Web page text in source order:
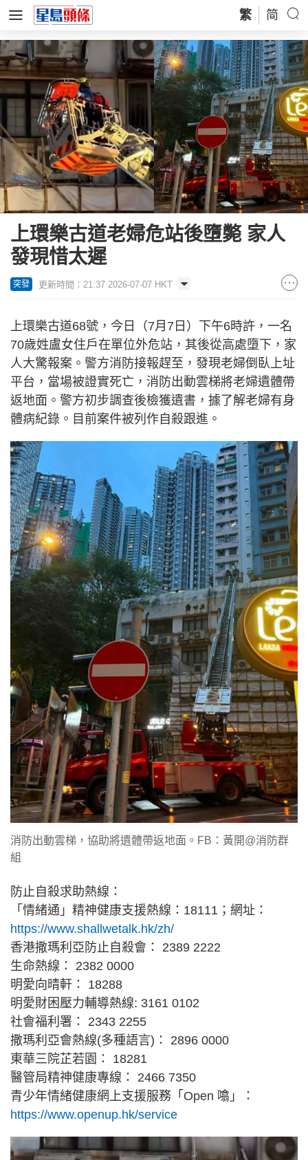
繁 简
上環樂古道老婦危站後墮斃 家人
發現惜太遲
突發 更新時間：21:37 2026-07-07 HKT
上環樂古道68號，今日（7月7日）下午6時許，一名
70歲姓盧女住戶在單位外危站，其後從高處墮下，家
人大驚報案。警方消防接報趕至，發現老婦倒臥上址
平台，當場被證實死亡，消防出動雲梯將老婦遺體帶
返地面。警方初步調查後檢獲遺書，據了解老婦有身
體病紀錄。目前案件被列作自殺跟進。
消防出動雲梯，協助將遺體帶返地面。FB：黃開@消防群
組
防止自殺求助熱線：
「情緒通」精神健康支援熱線：18111；網址：
https://www.shallwetalk.hk/zh/
香港撒瑪利亞防止自殺會： 2389 2222
生命熱線： 2382 0000
明愛向晴軒： 18288
明愛財困壓力輔導熱線: 3161 0102
社會福利署： 2343 2255
撒瑪利亞會熱線(多種語言)： 2896 0000
東華三院芷若園： 18281
醫管局精神健康專線： 2466 7350
青少年情緒健康網上支援服務「Open 噏」：
https://www.openup.hk/service